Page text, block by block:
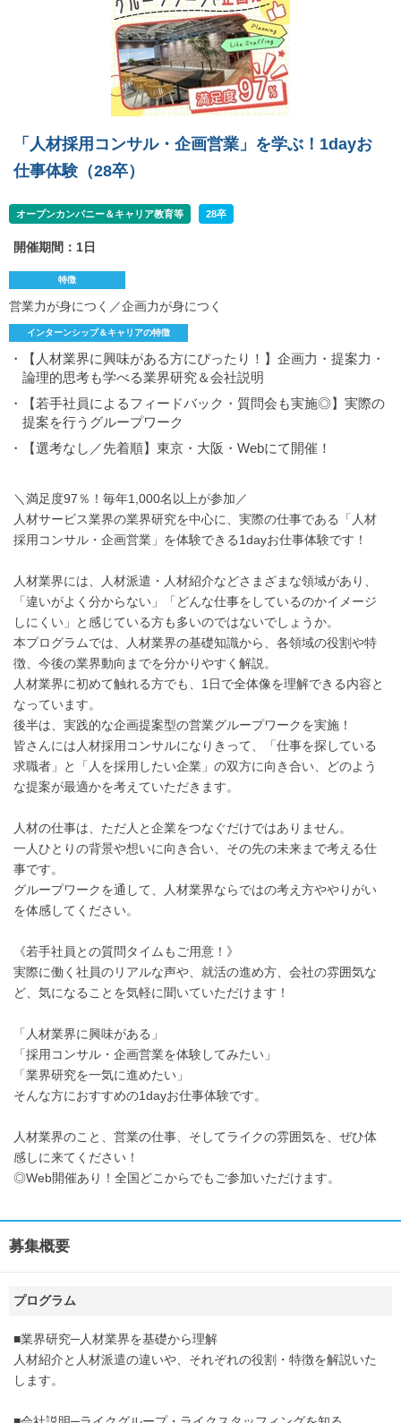
「人材採用コンサル・企画営業」を学ぶ！1dayお
仕事体験（28卒）
オープンカンパニー＆キャリア教育等 28卒
開催期間：1日
特徴
営業力が身につく／企画力が身につく
インターンシップ＆キャリアの特徴
・【人材業界に興味がある方にぴったり！】企画力・提案力・
論理的思考も学べる業界研究＆会社説明
・【若手社員によるフィードバック・質問会も実施◎】実際の
提案を行うグループワーク
・【選考なし／先着順】東京・大阪・Webにて開催！
＼満足度97％！毎年1,000名以上が参加／
人材サービス業界の業界研究を中心に、実際の仕事である「人材
採用コンサル・企画営業」を体験できる1dayお仕事体験です！
人材業界には、人材派遣・人材紹介などさまざまな領域があり、
「違いがよく分からない」「どんな仕事をしているのかイメージ
しにくい」と感じている方も多いのではないでしょうか。
本プログラムでは、人材業界の基礎知識から、各領域の役割や特
徴、今後の業界動向までを分かりやすく解説。
人材業界に初めて触れる方でも、1日で全体像を理解できる内容と
なっています。
後半は、実践的な企画提案型の営業グループワークを実施！
皆さんには人材採用コンサルになりきって、「仕事を探している
求職者」と「人を採用したい企業」の双方に向き合い、どのよう
な提案が最適かを考えていただきます。
人材の仕事は、ただ人と企業をつなぐだけではありません。
一人ひとりの背景や想いに向き合い、その先の未来まで考える仕
事です。
グループワークを通して、人材業界ならではの考え方ややりがい
を体感してください。
《若手社員との質問タイムもご用意！》
実際に働く社員のリアルな声や、就活の進め方、会社の雰囲気な
ど、気になることを気軽に聞いていただけます！
「人材業界に興味がある」
「採用コンサル・企画営業を体験してみたい」
「業界研究を一気に進めたい」
そんな方におすすめの1dayお仕事体験です。
人材業界のこと、営業の仕事、そしてライクの雰囲気を、ぜひ体
感しに来てください！
◎Web開催あり！全国どこからでもご参加いただけます。
募集概要
プログラム
■業界研究─人材業界を基礎から理解
人材紹介と人材派遣の違いや、それぞれの役割・特徴を解説いた
します。